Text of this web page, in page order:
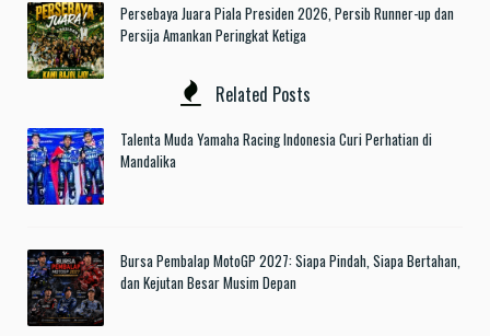
Persebaya Juara Piala Presiden 2026, Persib Runner-up dan
Persija Amankan Peringkat Ketiga
Related Posts
Talenta Muda Yamaha Racing Indonesia Curi Perhatian di
Mandalika
Bursa Pembalap MotoGP 2027: Siapa Pindah, Siapa Bertahan,
dan Kejutan Besar Musim Depan